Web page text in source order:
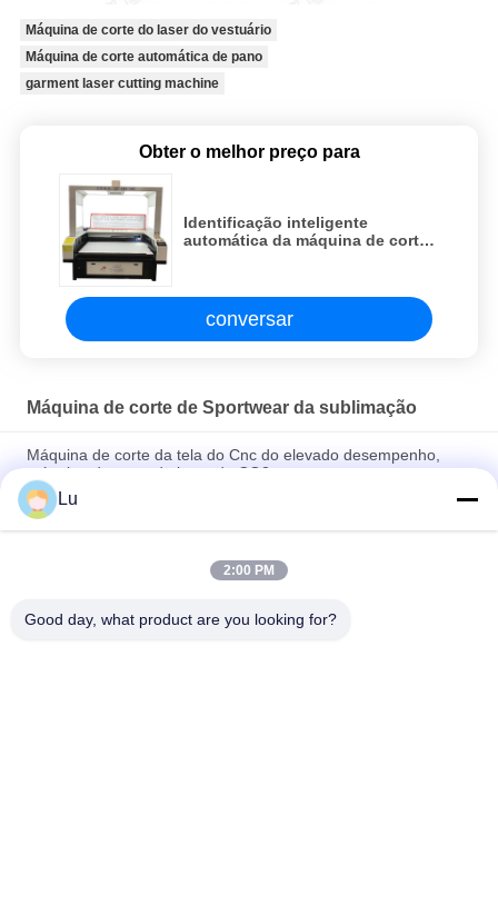
Máquina de corte do laser do vestuário
Máquina de corte automática de pano
garment laser cutting machine
Obter o melhor preço para
Identificação inteligente
automática da máquina de corte
conversar
Máquina de corte de Sportwear da sublimação
Máquina de corte da tela do Cnc do elevado desempenho,
máquina de corte do laser do CO2
As câmeras da visão imprimiram as cabeças de corte da linha
central da máquina de corte dois do laser de matéria têxtil
O dobro dirige a máquina de corte do laser para a velocidade
Lu
2:00 PM
Good day, what product are you looking for?